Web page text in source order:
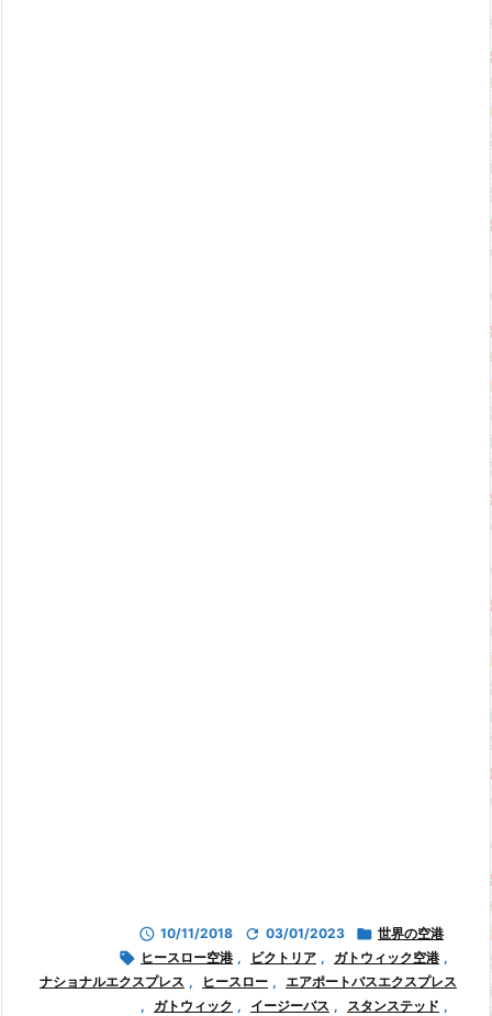
 10/11/2018  03/01/2023  世界の空港
 ヒースロー空港 , ビクトリア , ガトウィック空港 ,
ナショナルエクスプレス , ヒースロー , エアポートバスエクスプレス
,
ガトウィック , イージーバス , スタンステッド ,